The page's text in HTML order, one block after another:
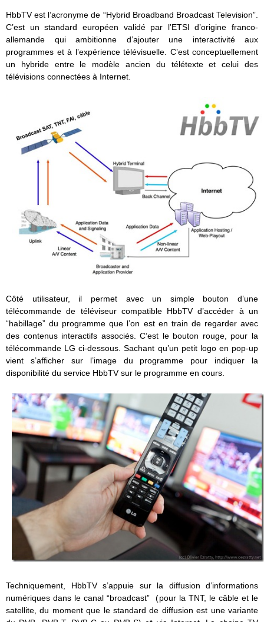
HbbTV est l’acronyme de “Hybrid Broadband Broadcast Television”.
C’est un standard européen validé par l’ETSI d’origine franco-
allemande qui ambitionne d’ajouter une interactivité aux
programmes et à l’expérience télévisuelle. C’est conceptuellement
un hybride entre le modèle ancien du télétexte et celui des
télévisions connectées à Internet.
Côté utilisateur, il permet avec un simple bouton d’une
télécommande de téléviseur compatible HbbTV d’accéder à un
“habillage” du programme que l’on est en train de regarder avec
des contenus interactifs associés. C’est le bouton rouge, pour la
télécommande LG ci-dessous. Sachant qu’un petit logo en pop-up
vient s’afficher sur l’image du programme pour indiquer la
disponibilité du service HbbTV sur le programme en cours.
Techniquement, HbbTV s’appuie sur la diffusion d’informations
numériques dans le canal “broadcast” (pour la TNT, le câble et le
satellite, du moment que le standard de diffusion est une variante